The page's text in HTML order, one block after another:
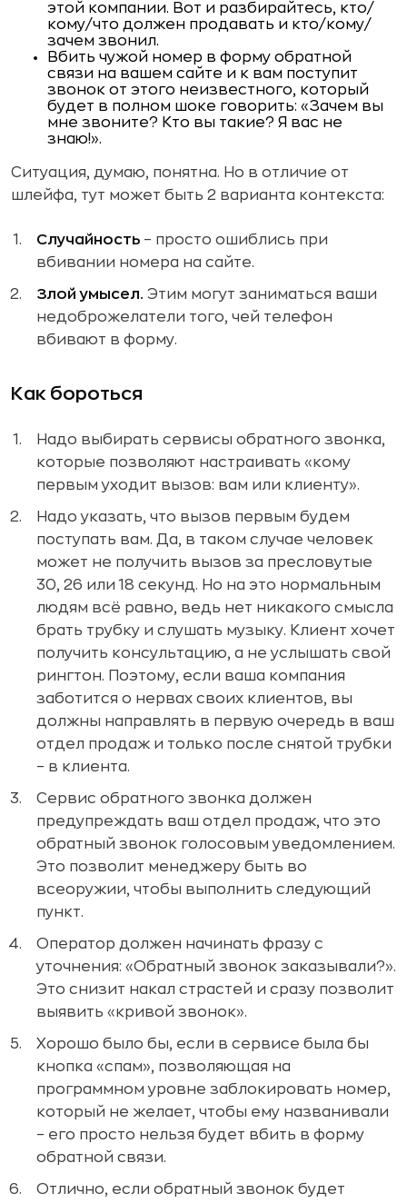
этой компании. Вот и разбирайтесь, кто/
кому/что должен продавать и кто/кому/
зачем звонил.
Вбить чужой номер в форму обратной
связи на вашем сайте и к вам поступит
звонок от этого неизвестного, который
будет в полном шоке говорить: «Зачем вы
мне звоните? Кто вы такие? Я вас не
знаю!».
Ситуация, думаю, понятна. Но в отличие от
шлейфа, тут может быть 2 варианта контекста:
Случайность – просто ошиблись при
вбивании номера на сайте.
Злой умысел. Этим могут заниматься ваши
недоброжелатели того, чей телефон
вбивают в форму.
Как бороться
Надо выбирать сервисы обратного звонка,
которые позволяют настраивать «кому
первым уходит вызов: вам или клиенту».
Надо указать, что вызов первым будем
поступать вам. Да, в таком случае человек
может не получить вызов за пресловутые
30, 26 или 18 секунд. Но на это нормальным
людям всё равно, ведь нет никакого смысла
брать трубку и слушать музыку. Клиент хочет
получить консультацию, а не услышать свой
рингтон. Поэтому, если ваша компания
заботится о нервах своих клиентов, вы
должны направлять в первую очередь в ваш
отдел продаж и только после снятой трубки
– в клиента.
Сервис обратного звонка должен
предупреждать ваш отдел продаж, что это
обратный звонок голосовым уведомлением.
Это позволит менеджеру быть во
всеоружии, чтобы выполнить следующий
пункт.
Оператор должен начинать фразу с
уточнения: «Обратный звонок заказывали?».
Это снизит накал страстей и сразу позволит
выявить «кривой звонок».
Хорошо было бы, если в сервисе была бы
кнопка «спам», позволяющая на
программном уровне заблокировать номер,
который не желает, чтобы ему названивали
– его просто нельзя будет вбить в форму
обратной связи.
Отлично, если обратный звонок будет